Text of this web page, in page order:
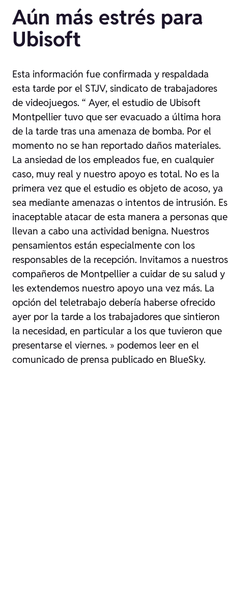
Aún más estrés para
Ubisoft
Esta información fue confirmada y respaldada
esta tarde por el STJV, sindicato de trabajadores
de videojuegos. “ Ayer, el estudio de Ubisoft
Montpellier tuvo que ser evacuado a última hora
de la tarde tras una amenaza de bomba. Por el
momento no se han reportado daños materiales.
La ansiedad de los empleados fue, en cualquier
caso, muy real y nuestro apoyo es total. No es la
primera vez que el estudio es objeto de acoso, ya
sea mediante amenazas o intentos de intrusión. Es
inaceptable atacar de esta manera a personas que
llevan a cabo una actividad benigna. Nuestros
pensamientos están especialmente con los
responsables de la recepción. Invitamos a nuestros
compañeros de Montpellier a cuidar de su salud y
les extendemos nuestro apoyo una vez más. La
opción del teletrabajo debería haberse ofrecido
ayer por la tarde a los trabajadores que sintieron
la necesidad, en particular a los que tuvieron que
presentarse el viernes. » podemos leer en el
comunicado de prensa publicado en BlueSky.